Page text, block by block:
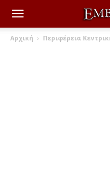
Αρχική Περιφέρεια